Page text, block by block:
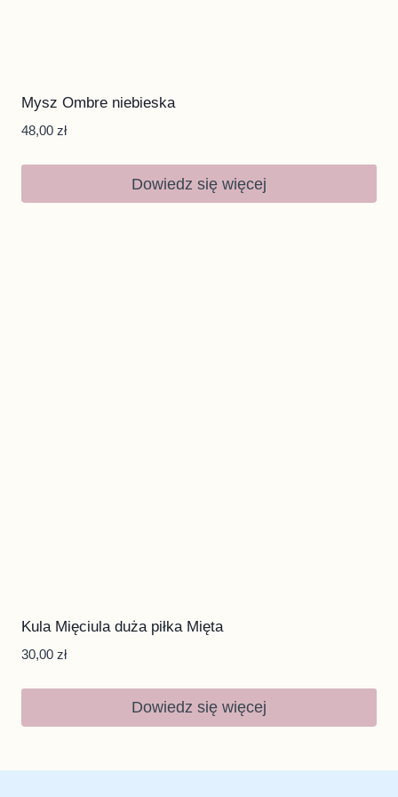
Mysz Ombre niebieska
48,00 zł
Dowiedz się więcej
Kula Mięciula duża piłka Mięta
30,00 zł
Dowiedz się więcej